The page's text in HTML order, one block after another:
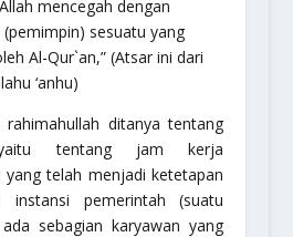
mencegah dengan
sesuatu yang
Al-Qur`an,” (Atsar ini dari
‘anhu)
rahimahullah ditanya tentang
tentang jam kerja
yang telah menjadi ketetapan
pemerintah (suatu
sebagian karyawan yang